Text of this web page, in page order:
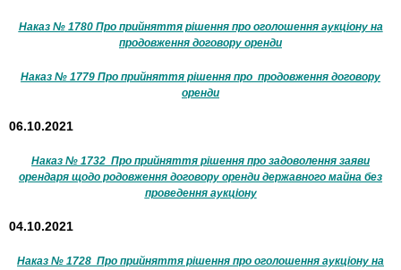
Наказ № 1780 Про прийняття рішення про оголошення аукціону на
продовження договору оренди
Наказ № 1779 Про прийняття рішення про продовження договору
оренди
06.10.2021
Наказ № 1732 Про прийняття рішення про задоволення заяви
орендаря щодо родовження договору оренди державного майна без
проведення аукціону
04.10.2021
Наказ № 1728 Про прийняття рішення про оголошення аукціону на